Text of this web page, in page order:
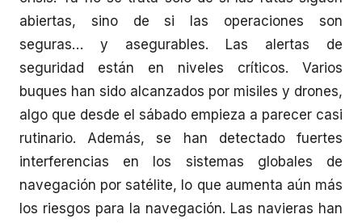
abiertas, sino de si las operaciones son
seguras… y asegurables. Las alertas de
seguridad están en niveles críticos. Varios
buques han sido alcanzados por misiles y drones,
algo que desde el sábado empieza a parecer casi
rutinario. Además, se han detectado fuertes
interferencias en los sistemas globales de
navegación por satélite, lo que aumenta aún más
los riesgos para la navegación. Las navieras han